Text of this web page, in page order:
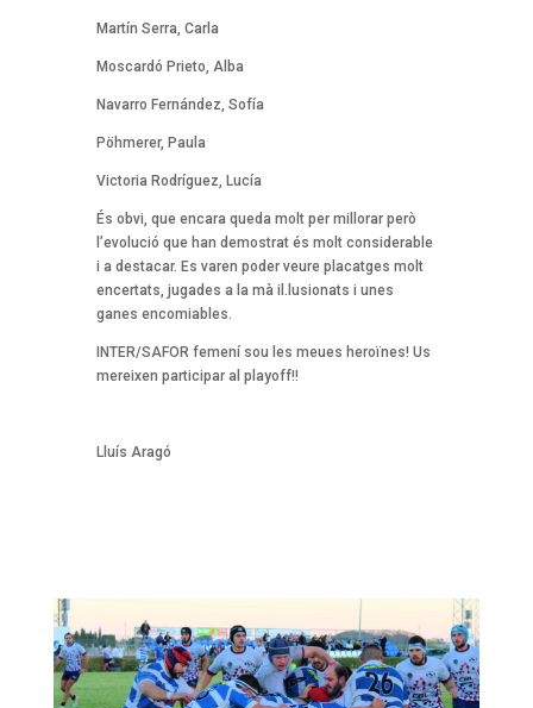
Martín Serra, Carla
Moscardó Prieto, Alba
Navarro Fernández, Sofía
Pöhmerer, Paula
Victoria Rodríguez, Lucía
És obvi, que encara queda molt per millorar però
l’evolució que han demostrat és molt considerable
i a destacar. Es varen poder veure placatges molt
encertats, jugades a la mà il.lusionats i unes
ganes encomiables.
INTER/SAFOR femení sou les meues heroïnes! Us
mereixen participar al playoff!!
Lluís Aragó